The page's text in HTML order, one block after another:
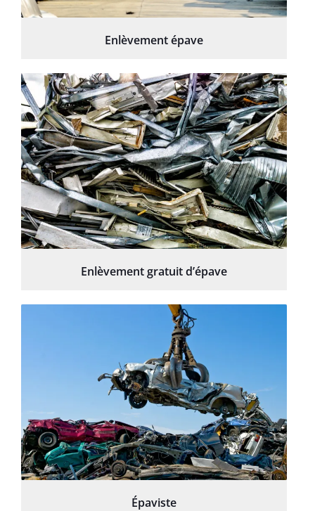
Enlèvement épave
Enlèvement gratuit d’épave
Épaviste